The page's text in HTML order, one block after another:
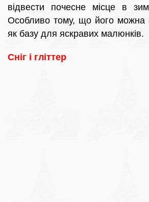
відвести почесне місце в
Особливо тому, що його можна
як базу для яскравих малюнків.
Сніг і гліттер